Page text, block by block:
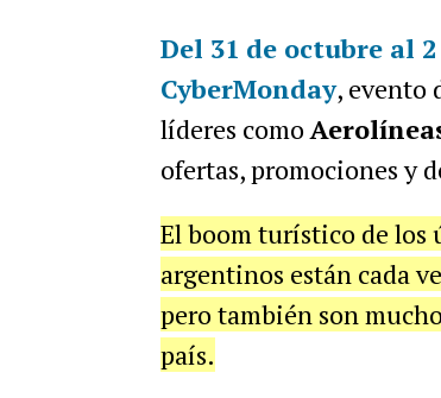
Del 31 de octubre al
CyberMonday, evento
líderes como
ofertas, promociones y
El boom turístico de los
argentinos están cada
pero también son
país.